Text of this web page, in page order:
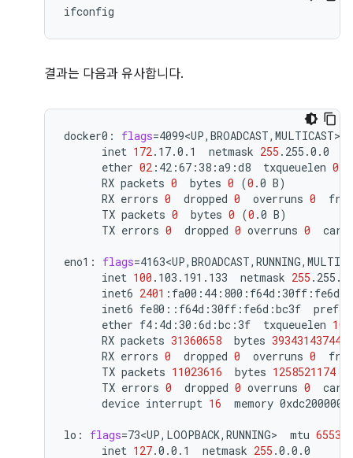
결과는 다음과 유사합니다.
docker0: flags=4099<UP,BROADCAST,MULTICAST>
inet 172.17.0.1 netmask 255 .255.0.0
ether 02 :42:67:38:a9:d8 txqueuelen 0
RX packets 0 bytes 0 (0 .0 B)
RX errors 0 dropped 0 overruns 0
TX packets 0 bytes 0 (0 .0 B)
TX errors 0 dropped 0 overruns 0
eno1: flags=
inet 100 .103.191.133 netmask 255
inet6 2401
inet6 fe80::f64d:30ff:fe6d:bc3f
ether f4:4d:30:6d:bc:3f txqueuelen
RX packets 31360658 bytes 39343143744
RX errors 0 dropped 0 overruns 0
TX packets 11023616 bytes 1258521174
TX errors 0 dropped 0 overruns 0
device interrupt 16 memory 0xdc200000-
lo: flags=73<UP,LOOPBACK,RUNNING> mtu 65536
inet 127.0.0.1 netmask 255